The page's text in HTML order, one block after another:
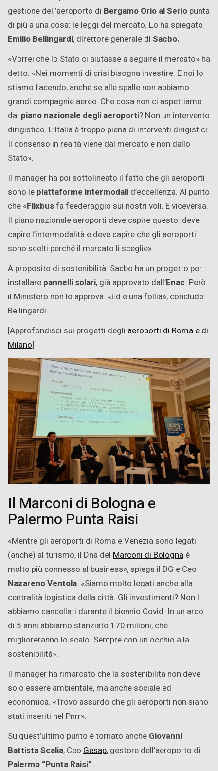
gestione dell’aeroporto di Bergamo Orio al Serio punta
di più a una cosa: le leggi del mercato. Lo ha spiegato
Emilio Bellingardi, direttore generale di Sacbo.
«Vorrei che lo Stato ci aiutasse a seguire il mercato» ha
detto. «Nei momenti di crisi bisogna investire. E noi lo
stiamo facendo, anche se alle spalle non abbiamo
grandi compagnie aeree. Che cosa non ci aspettiamo
dal piano nazionale degli aeroporti? Non un intervento
dirigistico. L’Italia è troppo piena di interventi dirigistici.
Il consenso in realtà viene dal mercato e non dallo
Stato».
Il manager ha poi sottolineato il fatto che gli aeroporti
sono le piattaforme intermodali d’eccellenza. Al punto
che «Flixbusfa feederaggio sui nostri voli. E viceversa.
Il piano nazionale aeroporti deve capire questo: deve
capire l’intermodalità e deve capire che gli aeroporti
sono scelti perché il mercato li sceglie».
A proposito di sostenibilità: Sacbo ha un progetto per
installare pannelli solari, già approvato dall’Enac. Però
il Ministero non lo approva. «Ed è una follia», conclude
Bellingardi.
[Approfondisci sui progetti degli aeroporti di Roma e di
Milano]
Il Marconi di Bologna e
Palermo Punta Raisi
«Mentre gli aeroporti di Roma e Venezia sono legati
(anche) al turismo, il Dna del Marconi di Bologna è
molto più connesso al business», spiega il DG e Ceo
Nazareno Ventola. «Siamo molto legati anche alla
centralità logistica della città. Gli investimenti? Non li
abbiamo cancellati durante il biennio Covid. In un arco
di 5 anni abbiamo stanziato 170 milioni, che
miglioreranno lo scalo. Sempre con un occhio alla
sostenibilità».
Il manager ha rimarcato che la sostenibilità non deve
solo essere ambientale, ma anche sociale ed
economica. «Trovo assurdo che gli aeroporti non siano
stati inseriti nel Pnrr».
Su quest’ultimo punto è tornato anche Giovanni
Battista Scalia, Ceo Gesap, gestore dell’aeroporto di
Palermo “Punta Raisi”.